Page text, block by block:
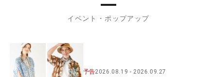
イベント・ポップアップ
予告2026.08.19 2026.09.27